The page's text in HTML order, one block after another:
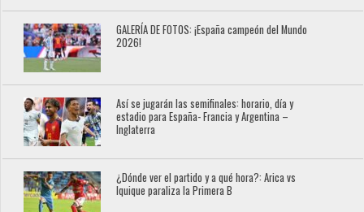
GALERÍA DE FOTOS: ¡España campeón del Mundo
2026!
Así se jugarán las semifinales: horario, día y
estadio para España- Francia y Argentina –
Inglaterra
¿Dónde ver el partido y a qué hora?: Arica vs
Iquique paraliza la Primera B